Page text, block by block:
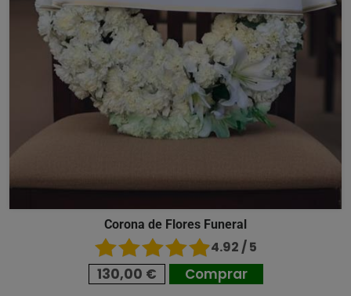
Corona de Flores Funeral
4.92 / 5
130,00 € Comprar